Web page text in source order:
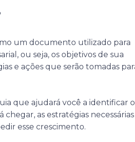
um documento utilizado para
ou seja, os objetivos de sua
e ações que serão tomadas
que ajudará você a identificar
as estratégias necessárias
esse crescimento.